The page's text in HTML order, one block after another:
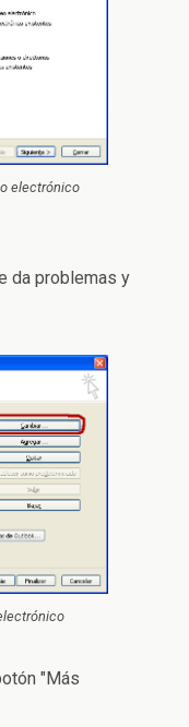
electrónico
da problemas y
"Más